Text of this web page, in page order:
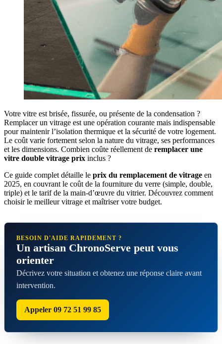
Votre vitre est brisée, fissurée, ou présente de la condensation ?
Remplacer un vitrage est une opération courante mais indispensable
pour maintenir l’isolation thermique et la sécurité de votre logement.
Le coût varie fortement selon la nature du vitrage, ses performances
et les dimensions. Combien coûte réellement de remplacer une
vitre double vitrage prix inclus ?
Ce guide complet détaille le prix du remplacement de vitrage en
2025, en couvrant le coût de la fourniture du verre (simple, double,
triple) et le tarif de la main-d’œuvre du vitrier. Découvrez comment
choisir le meilleur vitrage et maîtriser votre budget.
BESOIN D'AIDE RAPIDEMENT ?
Un artisan ChronoServe peut vous
orienter
Décrivez votre situation et obtenez une réponse claire avant
intervention.
Appeler 09 72 51 99 85